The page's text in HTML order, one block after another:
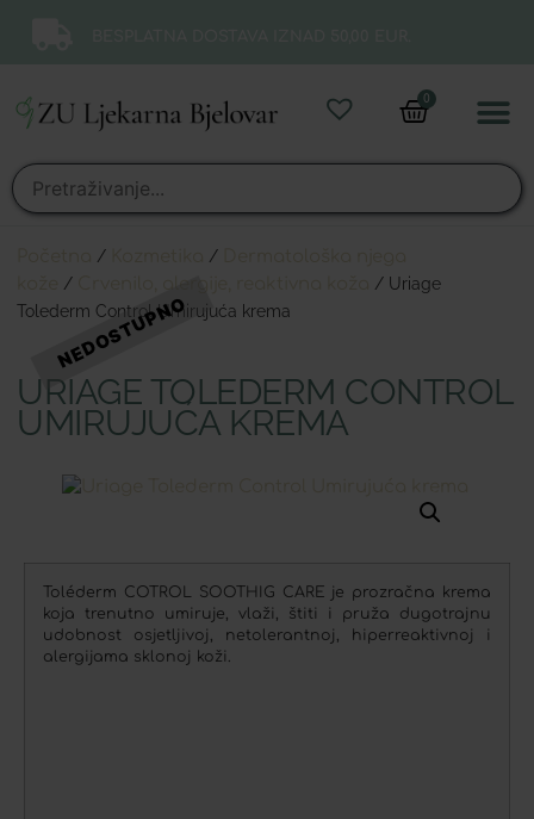
0
/ /
/
/ Uriage
Tolederm Control Umirujuća krema
URIAGE TOLEDERM CONTROL
UMIRUJUĆA KREMA
Toléderm COTROL SOOTHIG CARE je prozračna krema
koja trenutno umiruje, vlaži, štiti i pruža dugotrajnu
udobnost osjetljivoj, netolerantnoj, hiperreaktivnoj i
alergijama sklonoj koži.